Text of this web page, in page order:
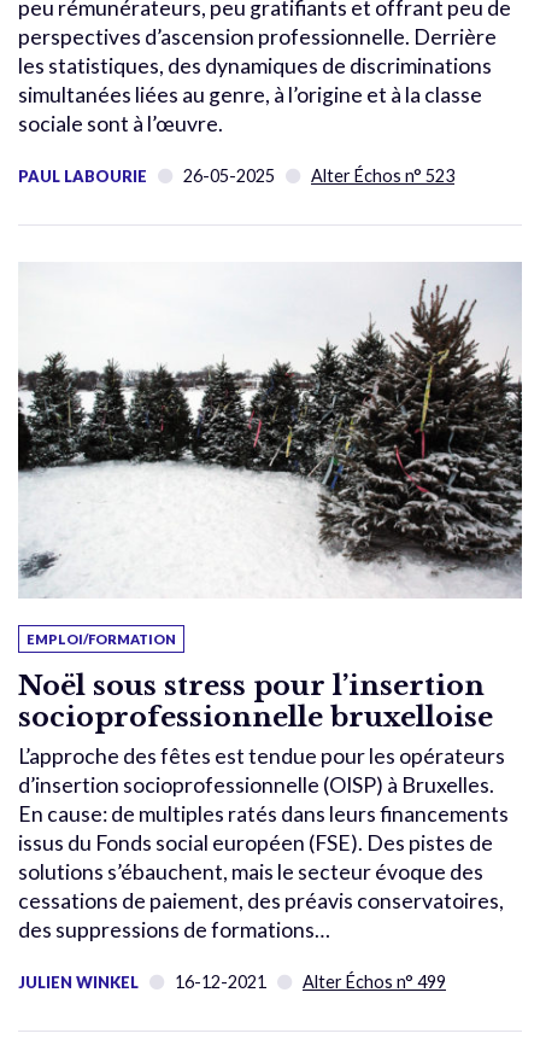
peu rémunérateurs, peu gratifiants et offrant peu de
perspectives d’ascension professionnelle. Derrière
les statistiques, des dynamiques de discriminations
simultanées liées au genre, à l’origine et à la classe
sociale sont à l’œuvre.
PAUL LABOURIE 26-05-2025 Alter Échos n° 523
EMPLOI/FORMATION
Noël sous stress pour l’insertion
socioprofessionnelle bruxelloise
L’approche des fêtes est tendue pour les opérateurs
d’insertion socioprofessionnelle (OISP) à Bruxelles.
En cause: de multiples ratés dans leurs financements
issus du Fonds social européen (FSE). Des pistes de
solutions s’ébauchent, mais le secteur évoque des
cessations de paiement, des préavis conservatoires,
des suppressions de formations…
JULIEN WINKEL 16-12-2021 Alter Échos n° 499